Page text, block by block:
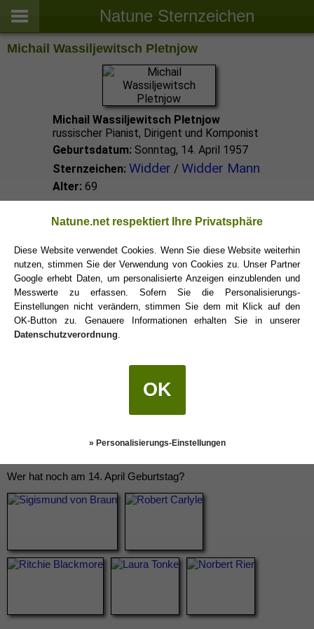
Natune Sternzeichen
Michail Wassiljewitsch Pletnjow
Michail Wassiljewitsch Pletnjow
russischer Pianist, Dirigent und Komponist
Geburtsdatum: Sonntag, 14. April 1957
Sternzeichen: Widder / Widder Mann
Alter: 69
Widder Promis
Widder Sternzeichen
Wer hat noch am 14. April Geburtstag?
Natune.net respektiert Ihre Privatsphäre
Diese Website verwendet Cookies. Wenn Sie diese Website weiterhin
nutzen, stimmen Sie der Verwendung von Cookies zu. Unser Partner
Google erhebt Daten, um personalisierte Anzeigen einzublenden und
Messwerte zu erfassen. Sofern Sie die Personalisierungs-
Einstellungen nicht verändern, stimmen Sie dem mit Klick auf den
OK-Button zu. Genauere Informationen erhalten Sie in unserer
Datenschutzverordnung
OK
» Personalisierungs-Einstellungen